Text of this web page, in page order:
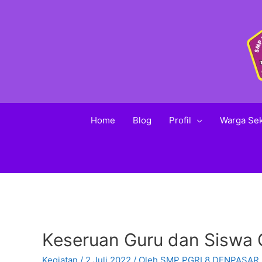
Home Blog Profil Warga
Keseruan Guru dan Siswa